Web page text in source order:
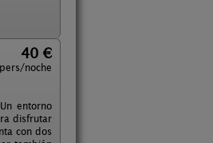
40 €
pers/noche
entorno
disfrutar
con dos